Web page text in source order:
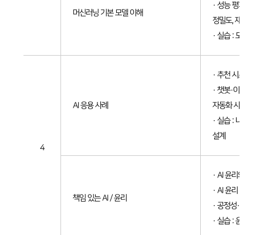
머신러닝 기본 모델 이해
· 성능 평가 지표
정밀도, 재현율,
· 실습 : 모델 성
4
AI 응용 사례
· 추천 시스템 개
· 챗봇·이미지 분
자동화 사례
· 실습 : 나만의
설계
책임 있는 AI / 윤리
· AI 윤리의 필요
· AI 윤리 10대
· 공정성·투명성
· 실습 : 윤리 이